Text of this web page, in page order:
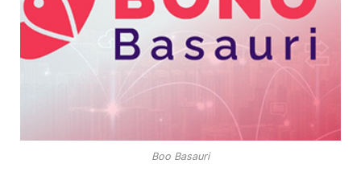
Boo Basauri